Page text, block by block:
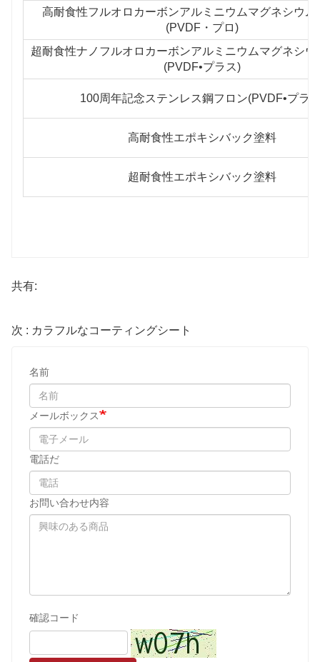
高耐食性フルオロカーボンアルミニウムマグネシウム
(PVDF・プロ)
超耐食性ナノフルオロカーボンアルミニウムマグネシウ
(PVDF•プラス)
100周年記念ステンレス鋼フロン(PVDF•プラ
高耐食性エポキシバック塗料
超耐食性エポキシバック塗料
共有:
次 : カラフルなコーティングシート
名前
メールボックス
電話だ
お問い合わせ内容
確認コード